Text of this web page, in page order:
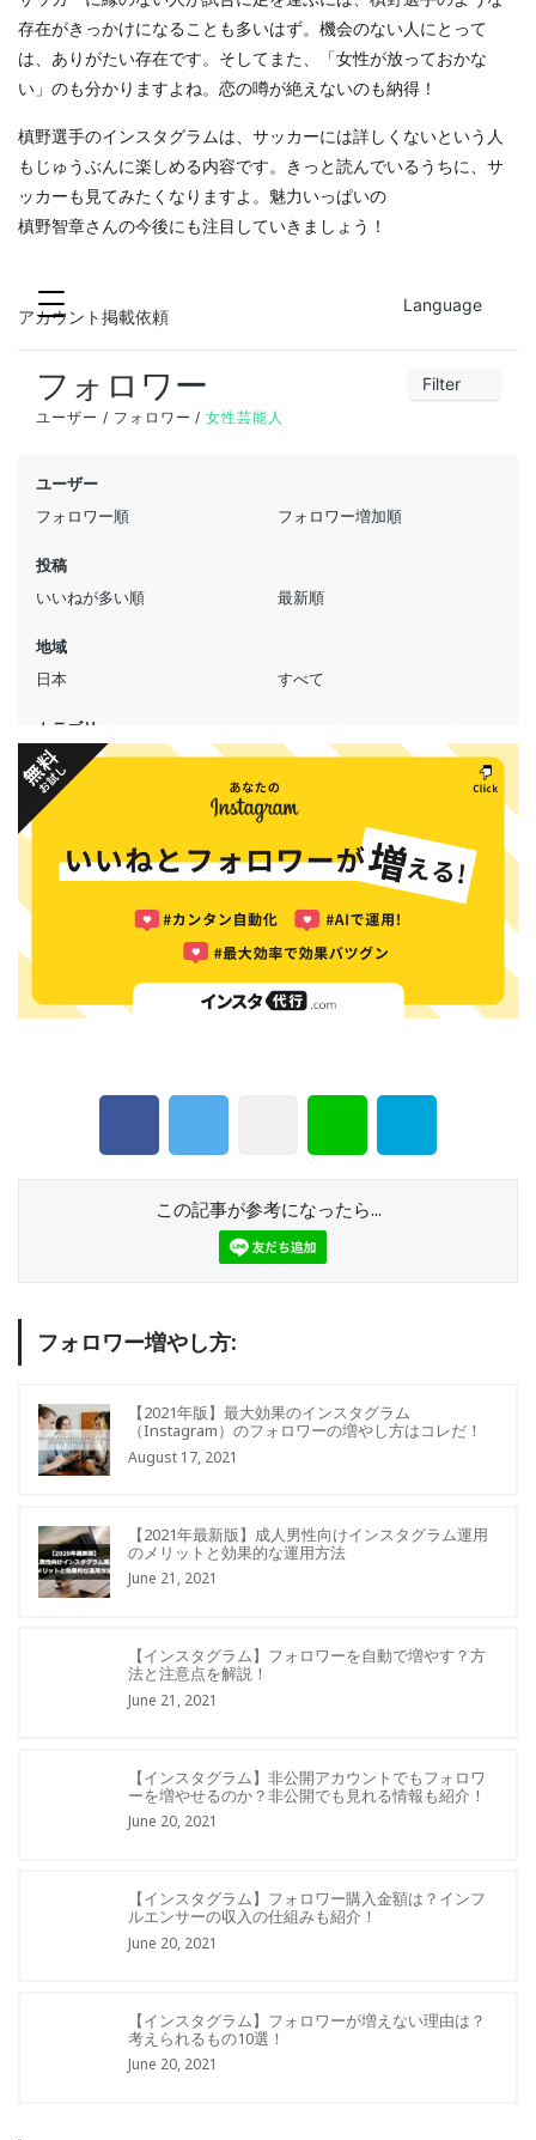
存在がきっかけになることも多いはず。機会のない人にとって
は、ありがたい存在です。そしてまた、「女性が放っておかな
い」のも分かりますよね。恋の噂が絶えないのも納得！
槙野選手のインスタグラムは、サッカーには詳しくないという人
もじゅうぶんに楽しめる内容です。きっと読んでいるうちに、サ
ッカーも見てみたくなりますよ。魅力いっぱいの
槙野智章さんの今後にも注目していきましょう！
この記事が参考になったら...
フォロワー増やし方:
【2021年版】最大効果のインスタグラム
（Instagram）のフォロワーの増やし方はコレだ！
August 17, 2021
【2021年最新版】成人男性向けインスタグラム運用
のメリットと効果的な運用方法
June 21, 2021
【インスタグラム】フォロワーを自動で増やす？方
法と注意点を解説！
June 21, 2021
【インスタグラム】非公開アカウントでもフォロワ
ーを増やせるのか？非公開でも見れる情報も紹介！
June 20, 2021
【インスタグラム】フォロワー購入金額は？インフ
ルエンサーの収入の仕組みも紹介！
June 20, 2021
【インスタグラム】フォロワーが増えない理由は？
考えられるもの10選！
June 20, 2021